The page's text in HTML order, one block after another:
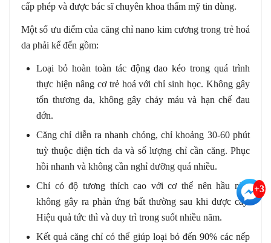
cấp phép và được bác sĩ chuyên khoa thẩm mỹ tin dùng.
Một số ưu điểm của căng chỉ nano kim cương trong trẻ hoá
da phải kể đến gồm:
Loại bỏ hoàn toàn tác động dao kéo trong quá trình
thực hiện nâng cơ trẻ hoá với chỉ sinh học. Không gây
tổn thương da, không gây chảy máu và hạn chế đau
đớn.
Căng chỉ diễn ra nhanh chóng, chỉ khoảng 30-60 phút
tuỳ thuộc diện tích da và số lượng chỉ cần căng. Phục
hồi nhanh và không cần nghỉ dưỡng quá nhiều.
Chỉ có độ tương thích cao với cơ thể nên hầu như
không gây ra phản ứng bất thường sau khi được cấy.
Hiệu quả tức thì và duy trì trong suốt nhiều năm.
Kết quả căng chỉ có thể giúp loại bỏ đến 90% các nếp
+3